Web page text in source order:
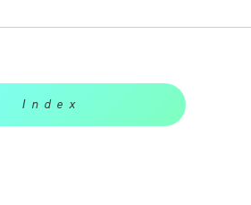
Index